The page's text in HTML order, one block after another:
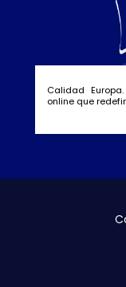
Calidad
online que